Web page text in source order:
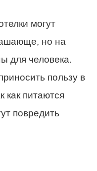
могут
но на
для человека.
пользу в
как питаются
повредить